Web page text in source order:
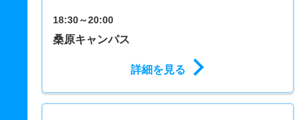
18:30～20:00
桑原キャンパス
詳細を見る